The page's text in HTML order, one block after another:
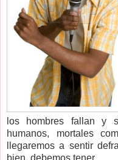
los hombres fallan y
humanos, mortales
llegaremos a sentir